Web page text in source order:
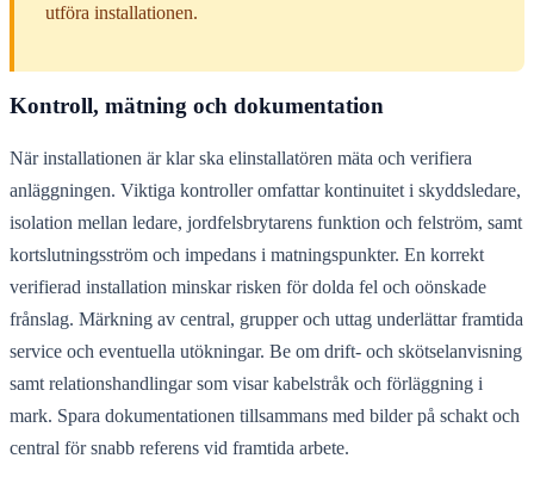
utföra installationen.
Kontroll, mätning och dokumentation
När installationen är klar ska elinstallatören mäta och verifiera
anläggningen. Viktiga kontroller omfattar kontinuitet i skyddsledare,
isolation mellan ledare, jordfelsbrytarens funktion och felström, samt
kortslutningsström och impedans i matningspunkter. En korrekt
verifierad installation minskar risken för dolda fel och oönskade
frånslag. Märkning av central, grupper och uttag underlättar framtida
service och eventuella utökningar. Be om drift- och skötselanvisning
samt relationshandlingar som visar kabelstråk och förläggning i
mark. Spara dokumentationen tillsammans med bilder på schakt och
central för snabb referens vid framtida arbete.